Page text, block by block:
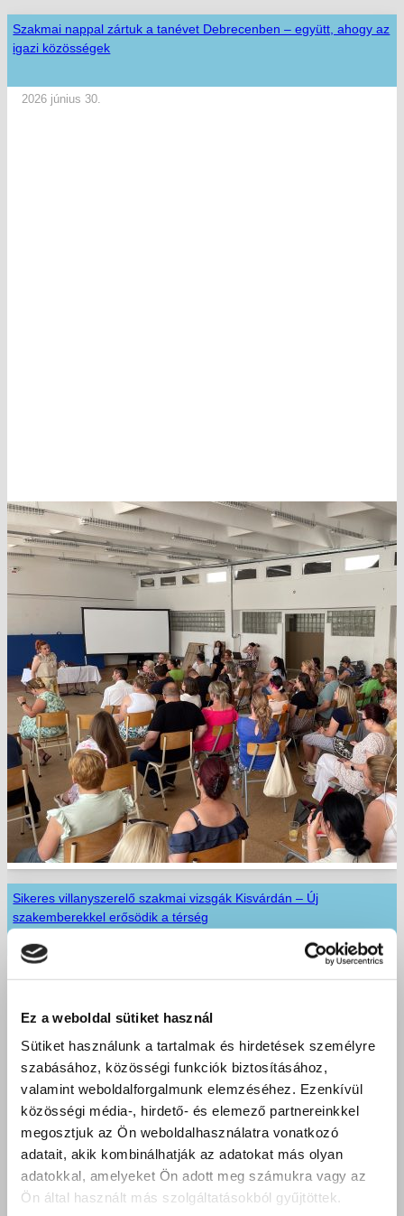
Ez a weboldal sütiket használ
Sütiket használunk a tartalmak és hirdetések személyre
szabásához, közösségi funkciók biztosításához,
valamint weboldalforgalmunk elemzéséhez. Ezenkívül
közösségi média-, hirdető- és elemező partnereinkkel
megosztjuk az Ön weboldalhasználatra vonatkozó
adatait, akik kombinálhatják az adatokat más olyan
adatokkal, amelyeket Ön adott meg számukra vagy az
Ön által használt más szolgáltatásokból gyűjtöttek.
Szakmai nappal zártuk a tanévet Debrecenben – együtt, ahogy az
igazi közösségek
2026 június 30.
Sikeres villanyszerelő szakmai vizsgák Kisvárdán – Új
szakemberekkel erősödik a térség
2026 június 23.